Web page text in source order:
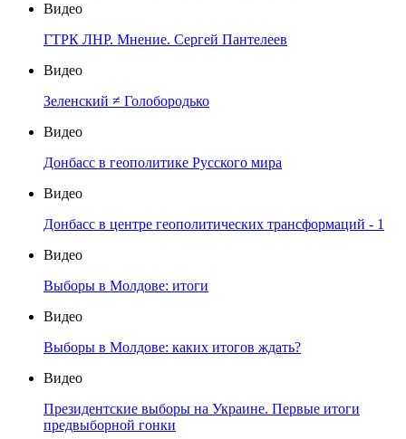
Видео
ГТРК ЛНР. Мнение. Сергей Пантелеев
Видео
Зеленский ≠ Голобородько
Видео
Донбасс в геополитике Русского мира
Видео
Донбасс в центре геополитических трансформаций - 1
Видео
Выборы в Молдове: итоги
Видео
Выборы в Молдове: каких итогов ждать?
Видео
Президентские выборы на Украине. Первые итоги
предвыборной гонки